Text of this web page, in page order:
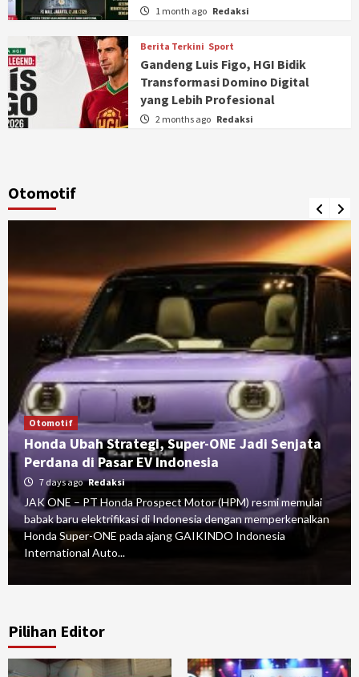
1 month ago Redaksi
Berita Terkini Sport
Gandeng Luis Figo, HGI Bidik
Transformasi Domino Digital
yang Lebih Profesional
2 months ago Redaksi
Otomotif
Otomotif
Honda Ubah Strategi, Super-ONE Jadi Senjata
Perdana di Pasar EV Indonesia
7 days ago Redaksi
JAK ONE – PT Honda Prospect Motor (HPM) resmi memulai
babak baru elektrifikasi di Indonesia dengan memperkenalkan
Honda Super-ONE pada ajang GAIKINDO Indonesia
International Auto...
Pilihan Editor